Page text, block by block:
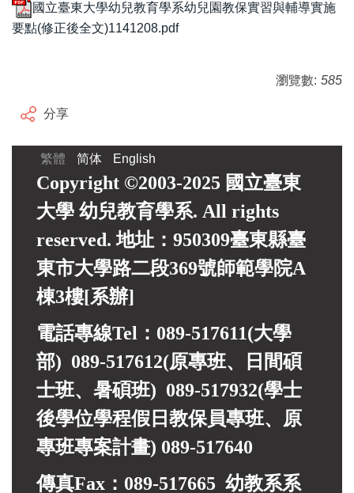
國立臺東大學幼兒教育學系幼兒園教保實習與輔導實施
要點(修正後全文)1141208.pdf
瀏覽數: 585
分享
繁體 简体 English
Copyright ©2003-2025 國立臺東
大學 幼兒教育學系. All rights
reserved. 地址：950309臺東縣臺
東市大學路二段369號師範學院A
棟3樓[系辦]
電話專線Tel：089-517611(大學
部) 089-517612(原專班、日間碩
士班、暑碩班) 089-517932(學士
後學位學程假日教保員專班、 原
專班專案計畫) 089-517640
傳真Fax：089-517665 幼教系系